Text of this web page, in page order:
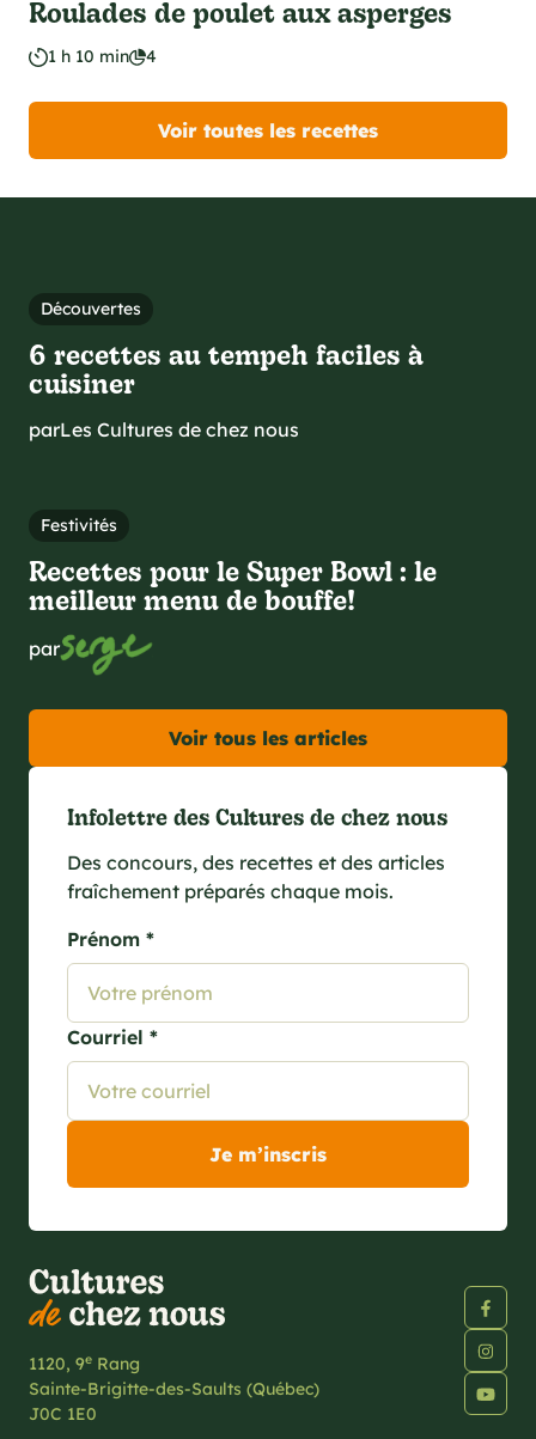
Roulades de poulet aux asperges
1 h 10 min 4
Voir toutes les recettes
Découvertes
6 recettes au tempeh faciles à
cuisiner
parLes Cultures de chez nous
Festivités
Recettes pour le Super Bowl : le
meilleur menu de bouffe!
par
Voir tous les articles
Infolettre des Cultures de chez nous
Des concours, des recettes et des articles
fraîchement préparés chaque mois.
Prénom *
Courriel *
1120, 9e Rang
Sainte-Brigitte-des-Saults (Québec)
J0C 1E0